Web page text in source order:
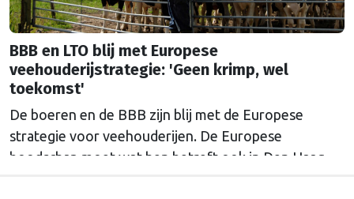
BBB en LTO blij met Europese
veehouderijstrategie: 'Geen krimp, wel
toekomst'
De boeren en de BBB zijn blij met de Europese
strategie voor veehouderijen. De Europese
boodschap moet wat hen betreft ook in Den Haag